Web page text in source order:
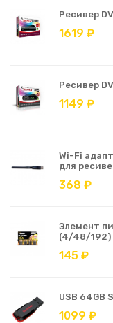
Ресивер
1619 ₽
Ресивер
1149 ₽
Wi-Fi
для
368 ₽
Элемент
(4/48/192)
145 ₽
USB 64GB
1099 ₽